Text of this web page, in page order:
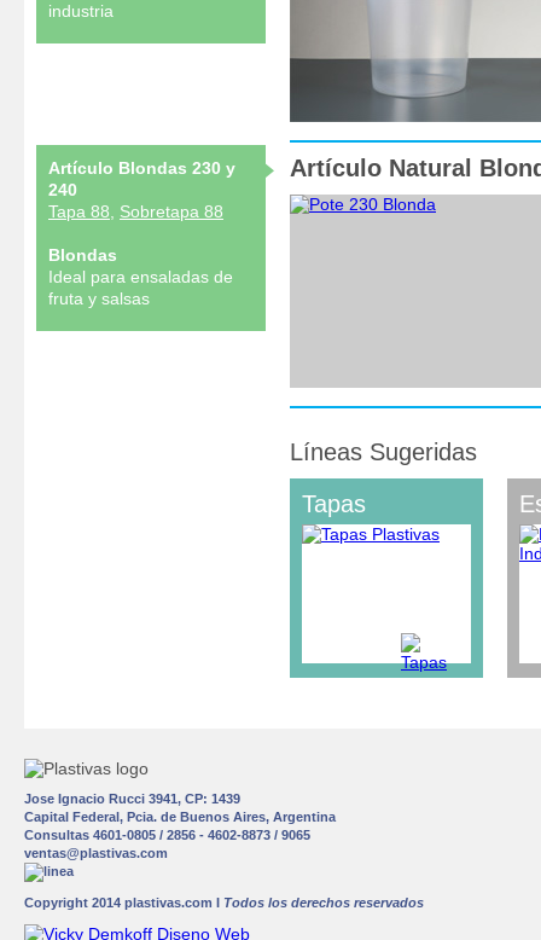
industria
Artículo Blondas 230 y
240
Tapa 88
Sobretapa 88
Blondas
Ideal para ensaladas de
fruta y salsas
Artículo Natural
Líneas Sugeridas
Tapas
Jose Ignacio Rucci 3941, CP: 1439
Capital Federal, Pcia. de Buenos Aires, Argentina
Consultas 4601-0805 / 2856 - 4602-8873 / 9065
ventas@plastivas.com
Copyright 2014 plastivas.com I Todos los derechos reservados